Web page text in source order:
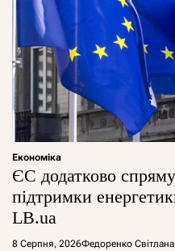
Економіка
ЄС додатково
підтримки
LB.ua
8 Серпня, 2026Федоренко Світлана